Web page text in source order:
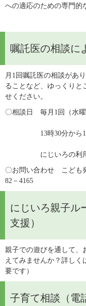
への適応のための専門的
嘱託医の相談に
月1回嘱託医の相談があ
ることなど、ゆっくりと
せください。
〇相談日　毎月1回（水曜
13時30分から14時
にじいろの利用の
〇お問い合わせ　こども
82－4165
にじいろ親子ル
支援）
親子での遊びを通して、
えてみませんか？詳し
要です）
子育て相談（電